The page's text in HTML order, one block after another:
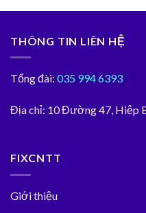
THÔNG TIN LIÊN HỆ
Tổng đài: 035 994 6393
Địa chỉ: 10 Đường 47, Hiệp
FIXCNTT
Giới thiệu